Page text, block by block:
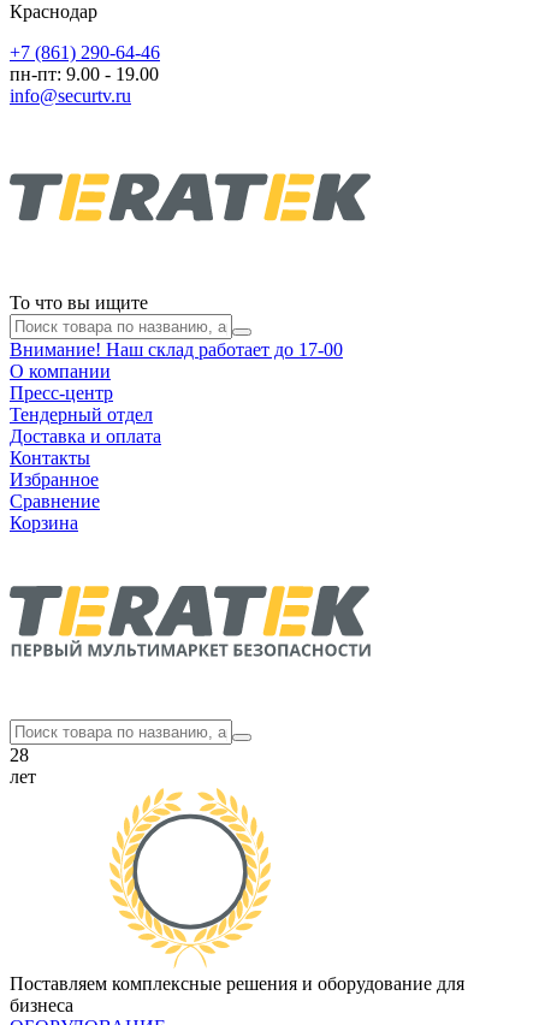
Краснодар
+7 (861) 290-64-46
пн-пт: 9.00 - 19.00
info@securtv.ru
То что вы ищите
Внимание! Наш склад работает до 17-00
О компании
Пресс-центр
Тендерный отдел
Доставка и оплата
Контакты
Избранное
Сравнение
Корзина
28
лет
Поставляем комплексные решения и оборудование для
бизнеса